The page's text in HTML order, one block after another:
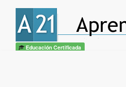
Educación Certificada